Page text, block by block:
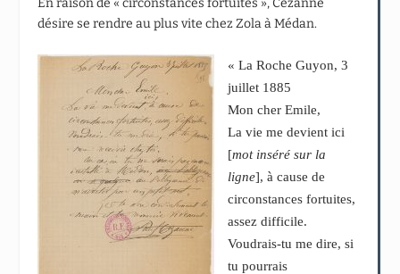
En raison de « circonstances fortuites », Cezanne
désire se rendre au plus vite chez Zola à Médan.
« La Roche Guyon, 3
juillet 1885
Mon cher Emile,
La vie me devient ici
[mot inséré sur la
ligne], à cause de
circonstances fortuites,
assez difficile.
Voudrais-tu me dire, si
tu pourrais